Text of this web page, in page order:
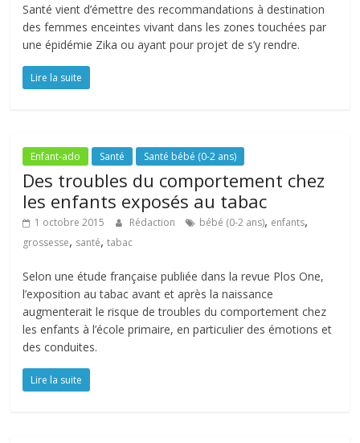
Santé vient d’émettre des recommandations à destination
des femmes enceintes vivant dans les zones touchées par
une épidémie Zika ou ayant pour projet de s’y rendre.
Lire la suite
Enfant-ado Santé Santé bébé (0-2 ans)
Des troubles du comportement chez
les enfants exposés au tabac
1 octobre 2015 Rédaction bébé (0-2 ans), enfants,
grossesse, santé,tabac
Selon une étude française publiée dans la revue Plos One,
l’exposition au tabac avant et après la naissance
augmenterait le risque de troubles du comportement chez
les enfants à l’école primaire, en particulier des émotions et
des conduites.
Lire la suite